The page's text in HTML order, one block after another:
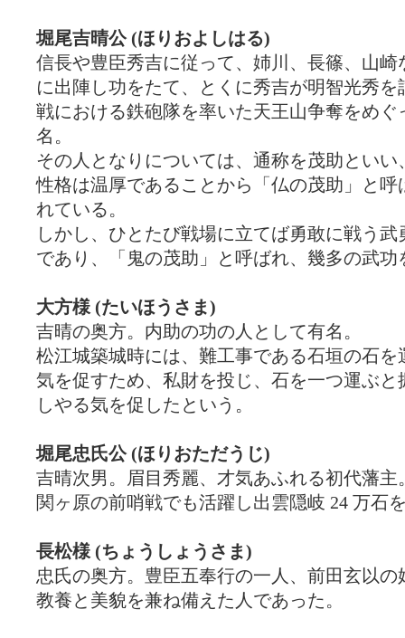
堀尾吉晴公 (ほりおよしはる)
信長や豊臣秀吉に従って、姉川、長篠、山崎
に出陣し功をたて、とくに秀吉が明智光秀を
戦における鉄砲隊を率いた天王山争奪をめぐ
名。
その人となりについては、通称を茂助といい
性格は温厚であることから「仏の茂助」と呼
れている。
しかし、ひとたび戦場に立てば勇敢に戦う武
であり、「鬼の茂助」と呼ばれ、幾多の武功
大方様 (たいほうさま)
吉晴の奥方。内助の功の人として有名。
松江城築城時には、難工事である石垣の石を
気を促すため、私財を投じ、石を一つ運ぶと
しやる気を促したという。
堀尾忠氏公 (ほりおただうじ)
吉晴次男。眉目秀麗、才気あふれる初代藩主
関ヶ原の前哨戦でも活躍し出雲隠岐 24 万石
長松様 (ちょうしょうさま)
忠氏の奥方。豊臣五奉行の一人、前田玄以の
教養と美貌を兼ね備えた人であった。